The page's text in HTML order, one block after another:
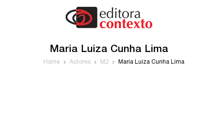
Maria Luiza Cunha Lima
Home Autores M2 Maria Luiza Cunha Lima